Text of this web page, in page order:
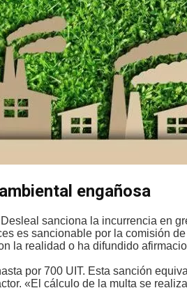
engañosa
sanciona la incurrencia en
es sancionable por la comisión
la realidad o ha difundido
por 700 UIT. Esta sanción
«El cálculo de la multa se